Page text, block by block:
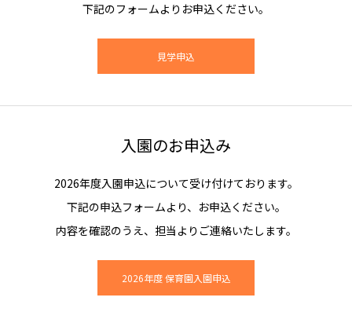
下記のフォームよりお申込ください。
見学申込
入園のお申込み
2026年度入園申込について受け付けております。
下記の申込フォームより、お申込ください。
内容を確認のうえ、担当よりご連絡いたします。
2026年度 保育園入園申込